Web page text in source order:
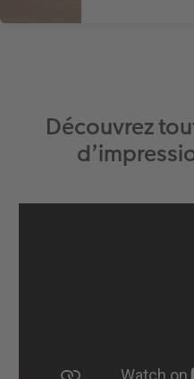
Découvrez